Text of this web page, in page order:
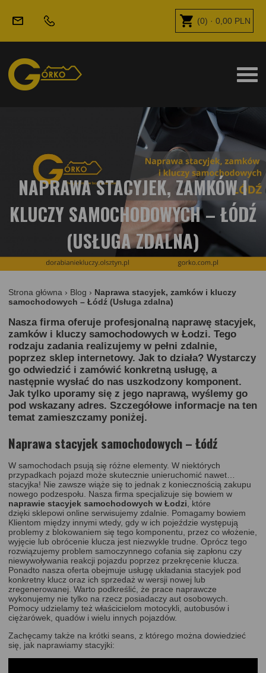
(0) · 0,00 PLN
NAPRAWA STACYJEK, ZAMKÓW I
KLUCZY SAMOCHODOWYCH – ŁÓDŹ
(USŁUGA ZDALNA)
Strona główna › Blog › Naprawa stacyjek, zamków i kluczy
samochodowych – Łódź (Usługa zdalna)
Nasza firma oferuje profesjonalną naprawę stacyjek,
zamków i kluczy samochodowych w Łodzi. Tego
rodzaju zadania realizujemy w pełni zdalnie,
poprzez sklep internetowy. Jak to działa? Wystarczy
go odwiedzić i zamówić konkretną usługę, a
następnie wysłać do nas uszkodzony komponent.
Jak tylko uporamy się z jego naprawą, wyślemy go
pod wskazany adres. Szczegółowe informacje na ten
temat zamieszczamy poniżej.
Naprawa stacyjek samochodowych – Łódź
W samochodach psują się różne elementy. W niektórych
przypadkach pojazd może skutecznie unieruchomić nawet…
stacyjka! Nie zawsze wiąże się to jednak z koniecznością zakupu
nowego podzespołu. Nasza firma specjalizuje się bowiem w
naprawie stacyjek samochodowych w Łodzi , które
dzięki sklepowi online serwisujemy zdalnie. Pomagamy bowiem
Klientom między innymi wtedy, gdy w ich pojeździe występują
problemy z blokowaniem się tego komponentu, przez co włożenie,
wyjęcie lub obrócenie klucza jest niezwykle trudne. Oprócz tego
rozwiązujemy problem samoczynnego cofania się zapłonu czy
niewywoływania reakcji pojazdu poprzez przekręcenie klucza.
Ponadto nasza oferta obejmuje usługę układania stacyjek pod
konkretny klucz oraz ich sprzedaż w wersji nowej lub
zregenerowanej. Warto podkreślić, że prace naprawcze
wykonujemy nie tylko na rzecz posiadaczy aut osobowych.
Pomocy udzielamy też właścicielom motocykli, autobusów i
ciężarówek, quadów i wielu innych pojazdów.
Zachęcamy także na krótki seans, z którego można dowiedzieć
się, jak naprawiamy stacyjki: